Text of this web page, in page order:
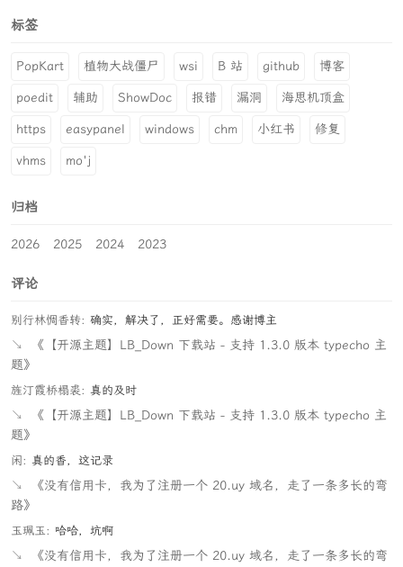
标签
PopKart 植物大战僵尸 wsi B 站 github 博客
poedit 辅助 ShowDoc 报错 漏洞 海思机顶盒
https easypanel windows chm 小红书 修复
vhms mo'j
归档
2026 2025 2024 2023
评论
别行林惆香转: 确实，解决了，正好需要。感谢博主
↘
《【开源主题】LB_Down 下载站 - 支持 1.3.0 版本 typecho 主
题》
旌汀霞桥榻裘: 真的及时
↘
《【开源主题】LB_Down 下载站 - 支持 1.3.0 版本 typecho 主
题》
闲: 真的香，这记录
↘
《没有信用卡，我为了注册一个 20.uy 域名，走了一条多长的弯
路》
玉珮玉: 哈哈，坑啊
↘
《没有信用卡，我为了注册一个 20.uy 域名，走了一条多长的弯